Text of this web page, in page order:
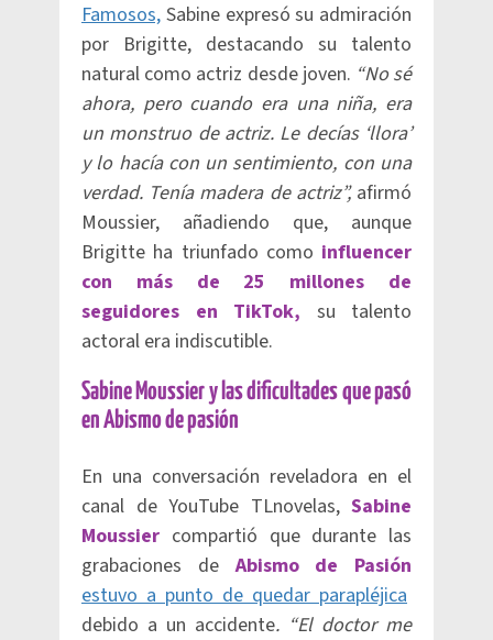
Famosos, Sabine expresó su admiración
por Brigitte, destacando su talento
natural como actriz desde joven. “No sé
ahora, pero cuando era una niña, era
un monstruo de actriz. Le decías ‘llora’
y lo hacía con un sentimiento, con una
verdad. Tenía madera de actriz”,afirmó
Moussier, añadiendo que, aunque
Brigitte ha triunfado como influencer
con más de 25 millones de
seguidores en TikTok, su talento
actoral era indiscutible.
Sabine Moussier y las dificultades que pasó
en Abismo de pasión
En una conversación reveladora en el
canal de YouTube TLnovelas,Sabine
Moussier compartió que durante las
grabaciones deAbismo de Pasión
estuvo a punto de quedar parapléjica
debido a un accidente. “El doctor me